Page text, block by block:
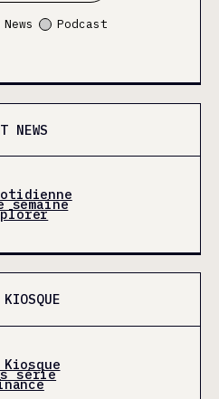
News
Podcast
NEWS
semaine
Kiosque
série